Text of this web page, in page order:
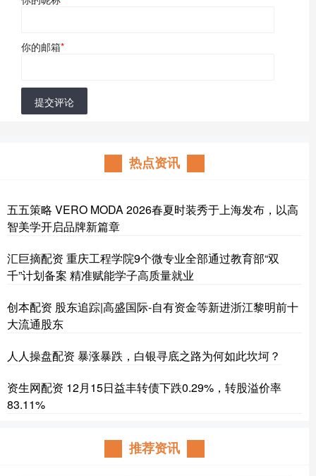
你的邮箱*
提交评论
热点资讯
五五策略 VERO MODA 2026春夏时装秀于上海发布，以高
智美学开启品牌新篇章
汇巨摘配资 重庆工程学院9个微专业全部通过教育部“双
千”计划备案 精准赋能学子高质量就业
创本配资 股东追踪|高盛国际-自有资金等新进浙江黎明前十
大流通股东
人人操盘配资 暴涨暴跌，白银寻底之路为何如此坎坷？
资生网配资 12月15日益丰转债下跌0.29%，转股溢价率
83.11%
推荐资讯